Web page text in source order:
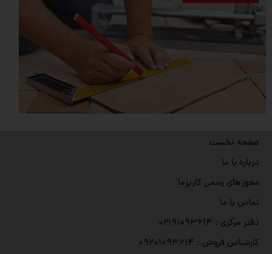
صفحه نخست
درباره با ما
مجوزهای رسمی کاریزما
تماس با ما
دفتر مرکزی : ۰۲۱۹۱۰۹۳۶۱۴
کارشناس فروش : ۰۹۲۰۱۰۹۳۶۱۴